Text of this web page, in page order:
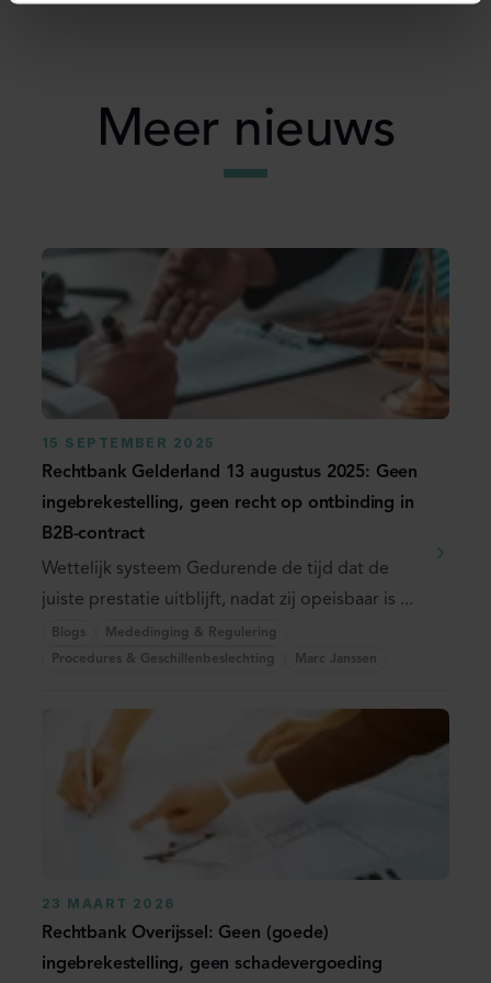
Meer nieuws
15 SEPTEMBER 2025
Rechtbank Gelderland 13 augustus 2025: Geen
ingebrekestelling, geen recht op ontbinding in
B2B-contract
Wettelijk systeem Gedurende de tijd dat de
juiste prestatie uitblijft, nadat zij opeisbaar is ...
Blogs
Mededinging & Regulering
Procedures & Geschillenbeslechting
Marc Janssen
23 MAART 2026
Rechtbank Overijssel: Geen (goede)
ingebrekestelling, geen schadevergoeding